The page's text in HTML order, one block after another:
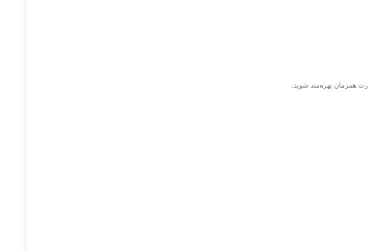
همزمان بهره‌مند شوید.